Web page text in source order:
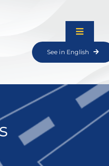
Toggle
See in English